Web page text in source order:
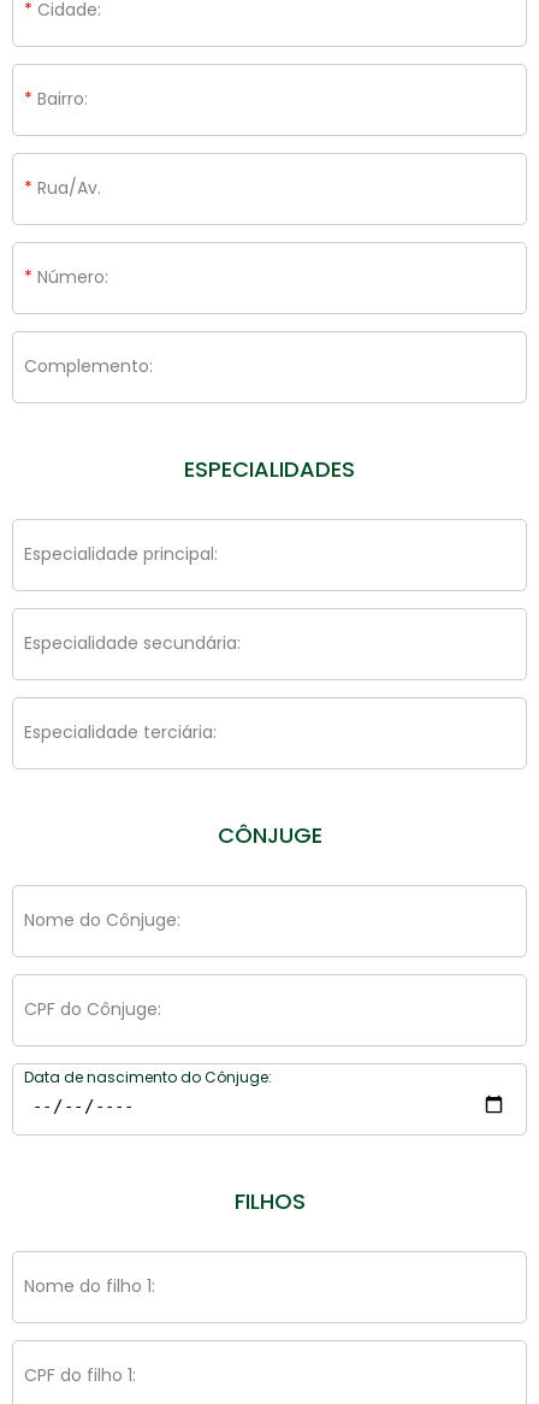
Cidade:
Bairro:
Rua/Av.
Número:
Complemento:
ESPECIALIDADES
Especialidade principal:
Especialidade secundária:
Especialidade terciária:
CÔNJUGE
Nome do Cônjuge:
CPF do Cônjuge:
Data de nascimento do Cônjuge:
FILHOS
Nome do filho 1:
CPF do filho 1: